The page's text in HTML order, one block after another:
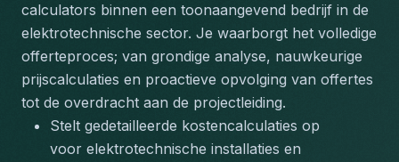
calculators binnen een toonaangevend bedrijf in de
elektrotechnische sector. Je waarborgt het volledige
offerteproces; van grondige analyse, nauwkeurige
prijscalculaties en proactieve opvolging van offertes
tot de overdracht aan de projectleiding.
Stelt gedetailleerde kostencalculaties op
voor elektrotechnische installaties en